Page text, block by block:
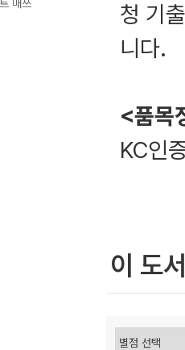
청 기
니다.
<품목
KC인
이 도